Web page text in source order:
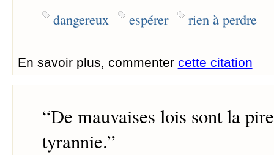
dangereux espérer rien à perdre
En savoir plus, commenter cette citation
“De mauvaises lois sont la
tyrannie.”